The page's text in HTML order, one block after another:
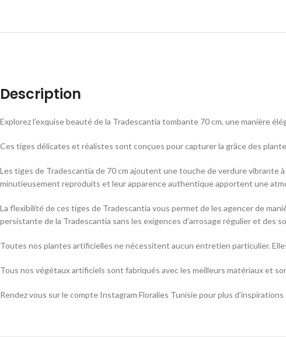
Description
Explorez l’exquise beauté de la Tradescantia tombante 70 cm, une manière
Ces tiges délicates et réalistes sont conçues pour capturer la grâce des
Les tiges de Tradescantia de 70 cm ajoutent une touche de verdure
minutieusement reproduits et leur apparence authentique apportent une
La flexibilité de ces tiges de Tradescantia vous permet de les agencer de
persistante de la Tradescantia sans les exigences d’arrosage régulier et des
Toutes nos plantes artificielles ne nécessitent aucun entretien particulier.
Tous nos végétaux artificiels sont fabriqués avec les meilleurs matériaux et
Rendez vous sur le compte Instagram Floralies Tunisie pour plus d’inspirations